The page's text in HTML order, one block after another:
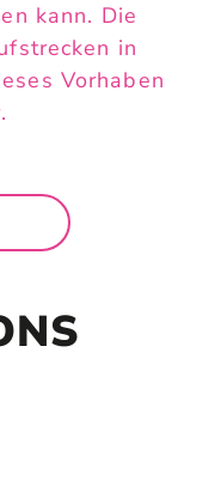
kann. Die
in
Vorhaben